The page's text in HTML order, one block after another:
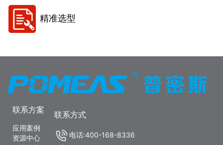
精准选型
联系方案
应用案例
资源中心
联系方式
电话:400-168-8336